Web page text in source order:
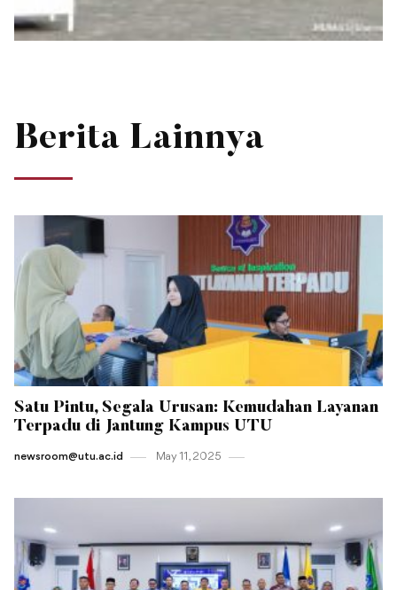
Berita Lainnya
Satu Pintu, Segala Urusan: Kemudahan Layanan
Terpadu di Jantung Kampus UTU
newsroom@utu.ac.id May 11 , 2025